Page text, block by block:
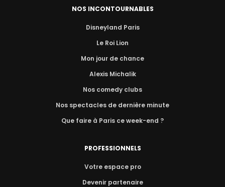
NOS INCONTOURNABLES
Disneyland Paris
Le Roi Lion
Mon jour de chance
Alexis Michalik
Nos comedy clubs
Nos spectacles de dernière minute
Que faire à Paris ce week-end ?
PROFESSIONNELS
Votre espace pro
Devenir partenaire